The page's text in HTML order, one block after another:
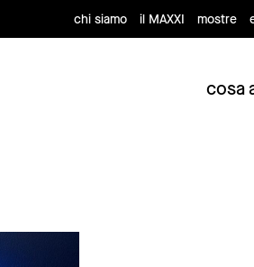
chi siamo il MAXXI mostre
cosa